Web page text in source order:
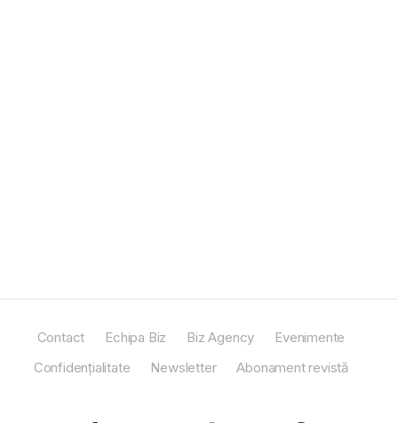
Contact Echipa Biz Biz Agency
Evenimente
Confidențialitate
Newsletter Abonament revistă